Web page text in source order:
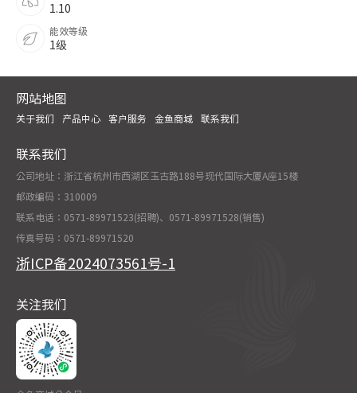
1.10
能效等级
1级
网站地图
关于我们 产品中心 客户服务 金鱼商城 联系我们
联系我们
公司地址：浙江省杭州市西湖区玉古路188号现代国际大厦A座15楼
邮政编码：310009
联系电话：0571-89971523(招聘)、0571-89971528(销售)
传真号码：0571-89971520
浙ICP备2024073561号-1
关注我们